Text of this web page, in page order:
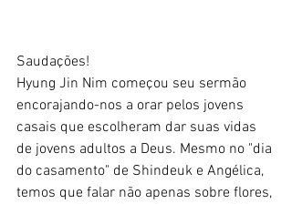
Saudações!
Hyung Jin Nim começou seu sermão
encorajando-nos a orar pelos jovens
casais que escolheram dar suas vidas
de jovens adultos a Deus. Mesmo no "dia
do casamento" de Shindeuk e Angélica,
temos que falar não apenas sobre flores,